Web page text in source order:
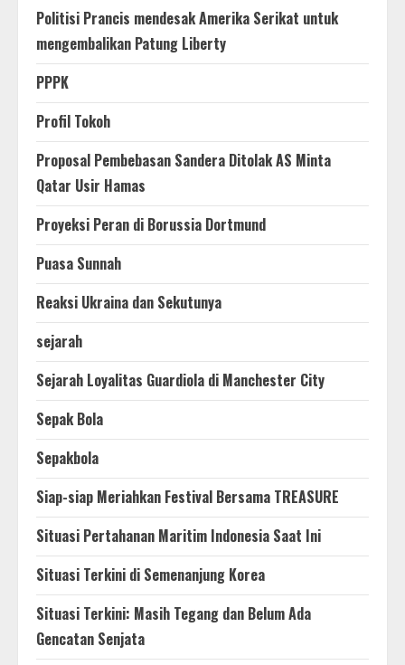
Politisi Prancis mendesak Amerika Serikat untuk
mengembalikan Patung Liberty
PPPK
Profil Tokoh
Proposal Pembebasan Sandera Ditolak AS Minta
Qatar Usir Hamas
Proyeksi Peran di Borussia Dortmund
Puasa Sunnah
Reaksi Ukraina dan Sekutunya
sejarah
Sejarah Loyalitas Guardiola di Manchester City
Sepak Bola
Sepakbola
Siap-siap Meriahkan Festival Bersama TREASURE
Situasi Pertahanan Maritim Indonesia Saat Ini
Situasi Terkini di Semenanjung Korea
Situasi Terkini: Masih Tegang dan Belum Ada
Gencatan Senjata